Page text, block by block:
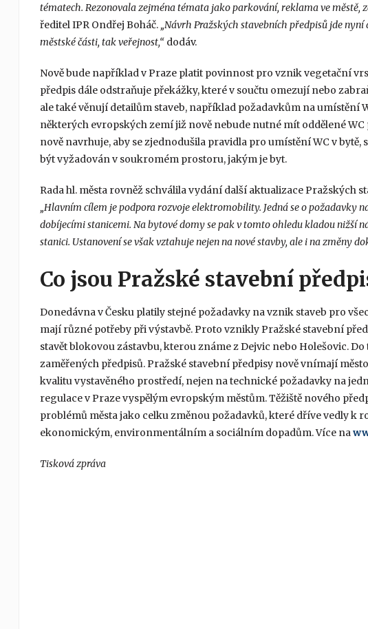
tématech. Rezonovala zejména témata jako parkování, reklama ve městě,
ředitel IPR Ondřej Boháč.„Návrh Pražských stavebních předpisů jde
městské části, tak veřejnost,“ dodáv.
Nově bude například v Praze platit povinnost pro vznik vegetační
předpis dále odstraňuje překážky, které v součtu omezují nebo
ale také věnují detailům staveb, například požadavkům na umístění
některých evropských zemí již nově nebude nutné mít oddělené
nově navrhuje, aby se zjednodušila pravidla pro umístění WC v bytě,
být vyžadován v soukromém prostoru, jakým je byt.
Rada hl. města rovněž schválila vydání další aktualizace Pražských
„Hlavním cílem je podpora rozvoje elektromobility. Jedná se o požadavky
dobíjecími stanicemi. Na bytové domy se pak v tomto ohledu kladou nižší
stanici. Ustanovení se však vztahuje nejen na nové stavby, ale i na změny
Co jsou Pražské stavební
Donedávna v Česku platily stejné požadavky na vznik staveb pro
mají různé potřeby při výstavbě. Proto vznikly Pražské stavební
stavět blokovou zástavbu, kterou známe z Dejvic nebo Holešovic.
zaměřených předpisů. Pražské stavební předpisy nově vnímají
kvalitu vystavěného prostředí, nejen na technické požadavky na
regulace v Praze vyspělým evropským městům. Těžiště nového
problémů města jako celku změnou požadavků, které dříve vedly k
ekonomickým, environmentálním a sociálním dopadům. Více na
Tisková zpráva